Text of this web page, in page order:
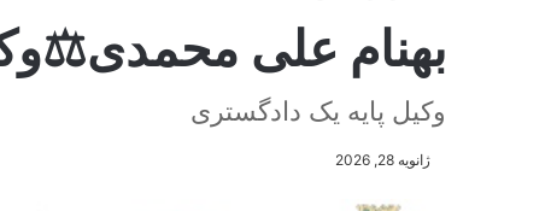
بهنام علی
وکیل پایه یک دادگستری
ژانویه 28, 2026